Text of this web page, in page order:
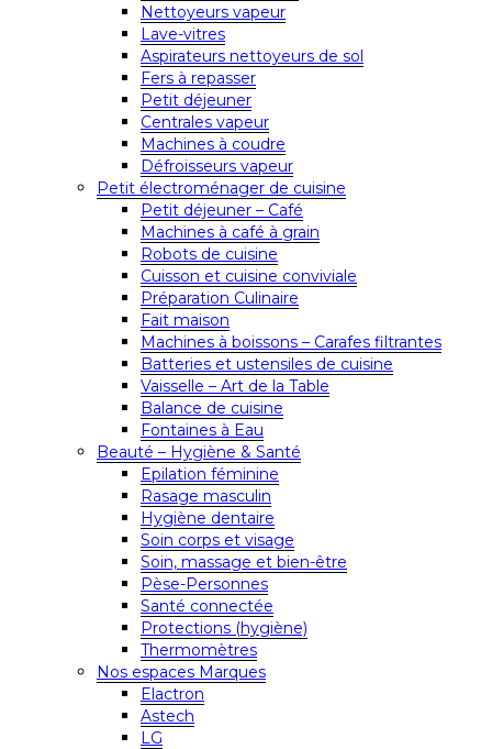
Nettoyeurs vapeur
Lave-vitres
Aspirateurs nettoyeurs de sol
Fers à repasser
Petit déjeuner
Centrales vapeur
Machines à coudre
Défroisseurs vapeur
Petit électroménager de cuisine
Petit déjeuner – Café
Machines à café à grain
Robots de cuisine
Cuisson et cuisine conviviale
Préparation Culinaire
Fait maison
Machines à boissons – Carafes filtrantes
Batteries et ustensiles de cuisine
Vaisselle – Art de la Table
Balance de cuisine
Fontaines à Eau
Beauté – Hygiène & Santé
Epilation féminine
Rasage masculin
Hygiène dentaire
Soin corps et visage
Soin, massage et bien-être
Pèse-Personnes
Santé connectée
Protections (hygiène)
Thermomètres
Nos espaces Marques
Elactron
Astech
LG